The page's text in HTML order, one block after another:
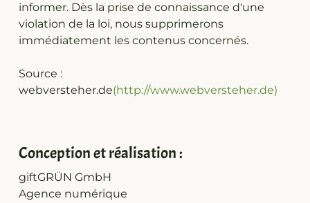
informer. Dès la prise de connaissance d'une
violation de la loi, nous supprimerons
immédiatement les contenus concernés.
Source :
webversteher.de(http://www.webversteher.de)
Conception et réalisation :
giftGRÜN GmbH
Agence numérique